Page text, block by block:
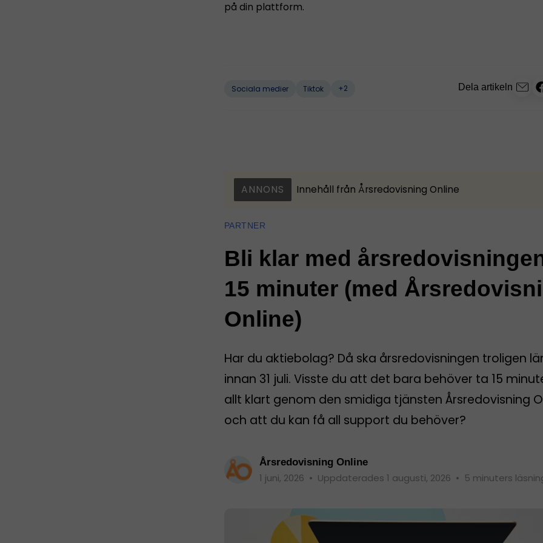
på din plattform.
Sociala medier Tiktok +2 Dela artikeln
ANNONS Innehåll från Årsredovisning Online
PARTNER
Bli klar med
15 minuter (med
Online)
Har du aktiebolag? Då ska årsredovisningen troligen
innan 31 juli. Visste du att det bara behöver ta 15
allt klart genom den smidiga tjänsten Årsredovisning
och att du kan få all support du behöver?
Årsredovisning Online
1 juni, 2026 • Uppdaterades 1 augusti, 2026 • 5 minuters